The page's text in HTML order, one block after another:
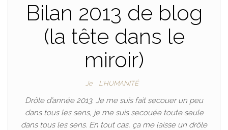
Bilan 2013 de blog
(la tête dans le
miroir)
Je L'HUMANITÉ
Drôle d’année 2013. Je me suis fait secouer un peu
dans tous les sens, je me suis secouée toute seule
dans tous les sens. En tout cas, ça me laisse un drôle